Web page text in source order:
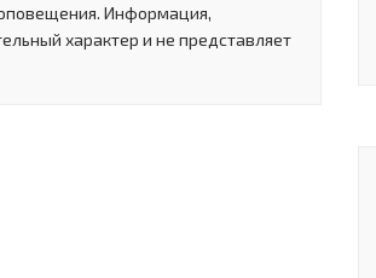
Информация,
характер и не представляет